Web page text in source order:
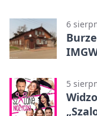
6
5